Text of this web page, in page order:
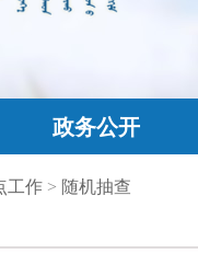
政务公开
工作 > 随机抽查